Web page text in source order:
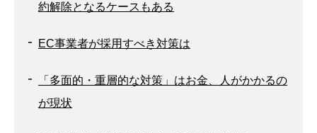
約解除となるケースもある
EC事業者が採用すべき対策は
「多面的・重層的な対策」はお金、人がかかるの
が現状